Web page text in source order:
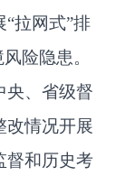
拉网式”排
险隐患。
央、省级督
改情况开展
督和历史考